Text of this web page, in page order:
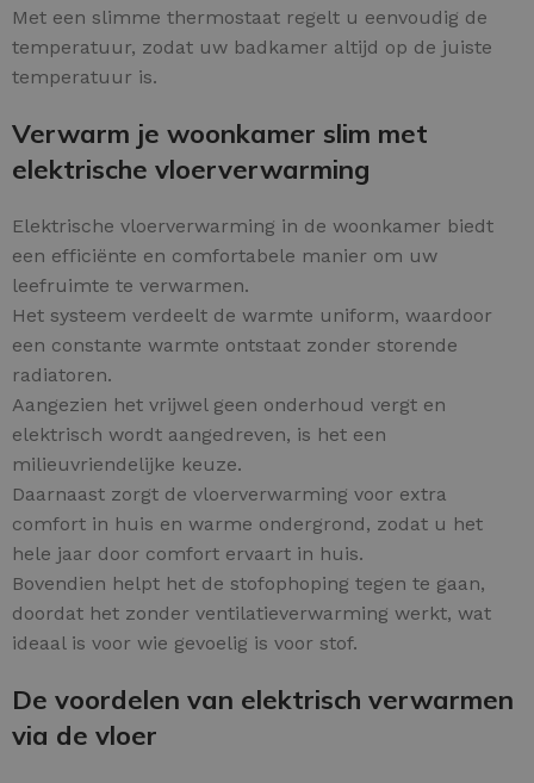
Met een slimme thermostaat regelt u eenvoudig de
temperatuur, zodat uw badkamer altijd op de juiste
temperatuur is.
Verwarm je woonkamer slim met
elektrische vloerverwarming
Elektrische vloerverwarming in de woonkamer biedt
een efficiënte en comfortabele manier om uw
leefruimte te verwarmen.
Het systeem verdeelt de warmte uniform, waardoor
een constante warmte ontstaat zonder storende
radiatoren.
Aangezien het vrijwel geen onderhoud vergt en
elektrisch wordt aangedreven, is het een
milieuvriendelijke keuze.
Daarnaast zorgt de vloerverwarming voor extra
comfort in huis en warme ondergrond, zodat u het
hele jaar door comfort ervaart in huis.
Bovendien helpt het de stofophoping tegen te gaan,
doordat het zonder ventilatieverwarming werkt, wat
ideaal is voor wie gevoelig is voor stof.
De voordelen van elektrisch verwarmen
via de vloer